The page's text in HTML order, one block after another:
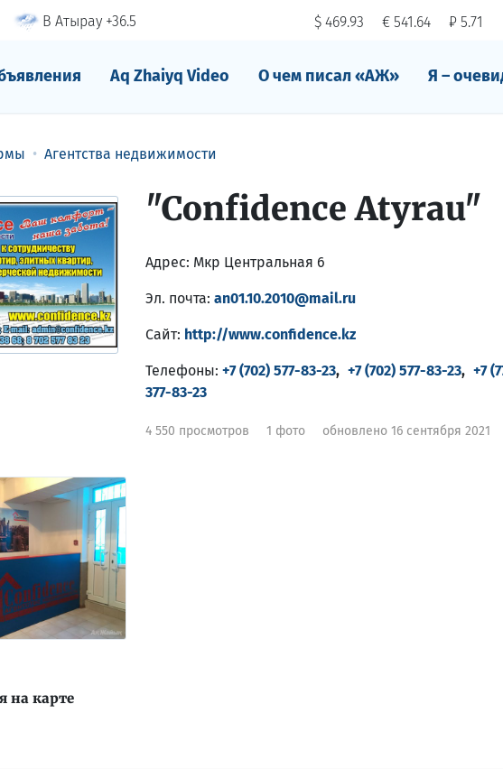
В Атырау +36.5 $ 469.93 € 541.64 ₽ 5.71
Aq Zhaiyq Video О чем писал «АЖ» Я –
Агентства недвижимости
"Confidence Atyrau"
Адрес: Мкр Центральная 6
Эл. почта: an01.10.2010@mail.ru
Сайт: http://www.confidence.kz
Телефоны: +7 (702) 577-83-23, +7 (702) 577-83-23, +7
377-83-23
4 550 просмотров 1 фото обновлено 16 сентября 2021
на карте